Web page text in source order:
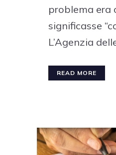
problema era
significasse
L’Agenzia
READ MORE